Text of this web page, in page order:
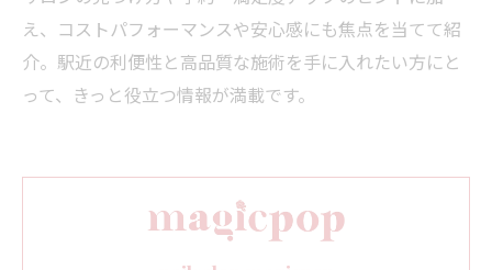
え、コストパフォーマンスや安心感にも焦点を当てて紹
介。駅近の利便性と高品質な施術を手に入れたい方にと
って、きっと役立つ情報が満載です。